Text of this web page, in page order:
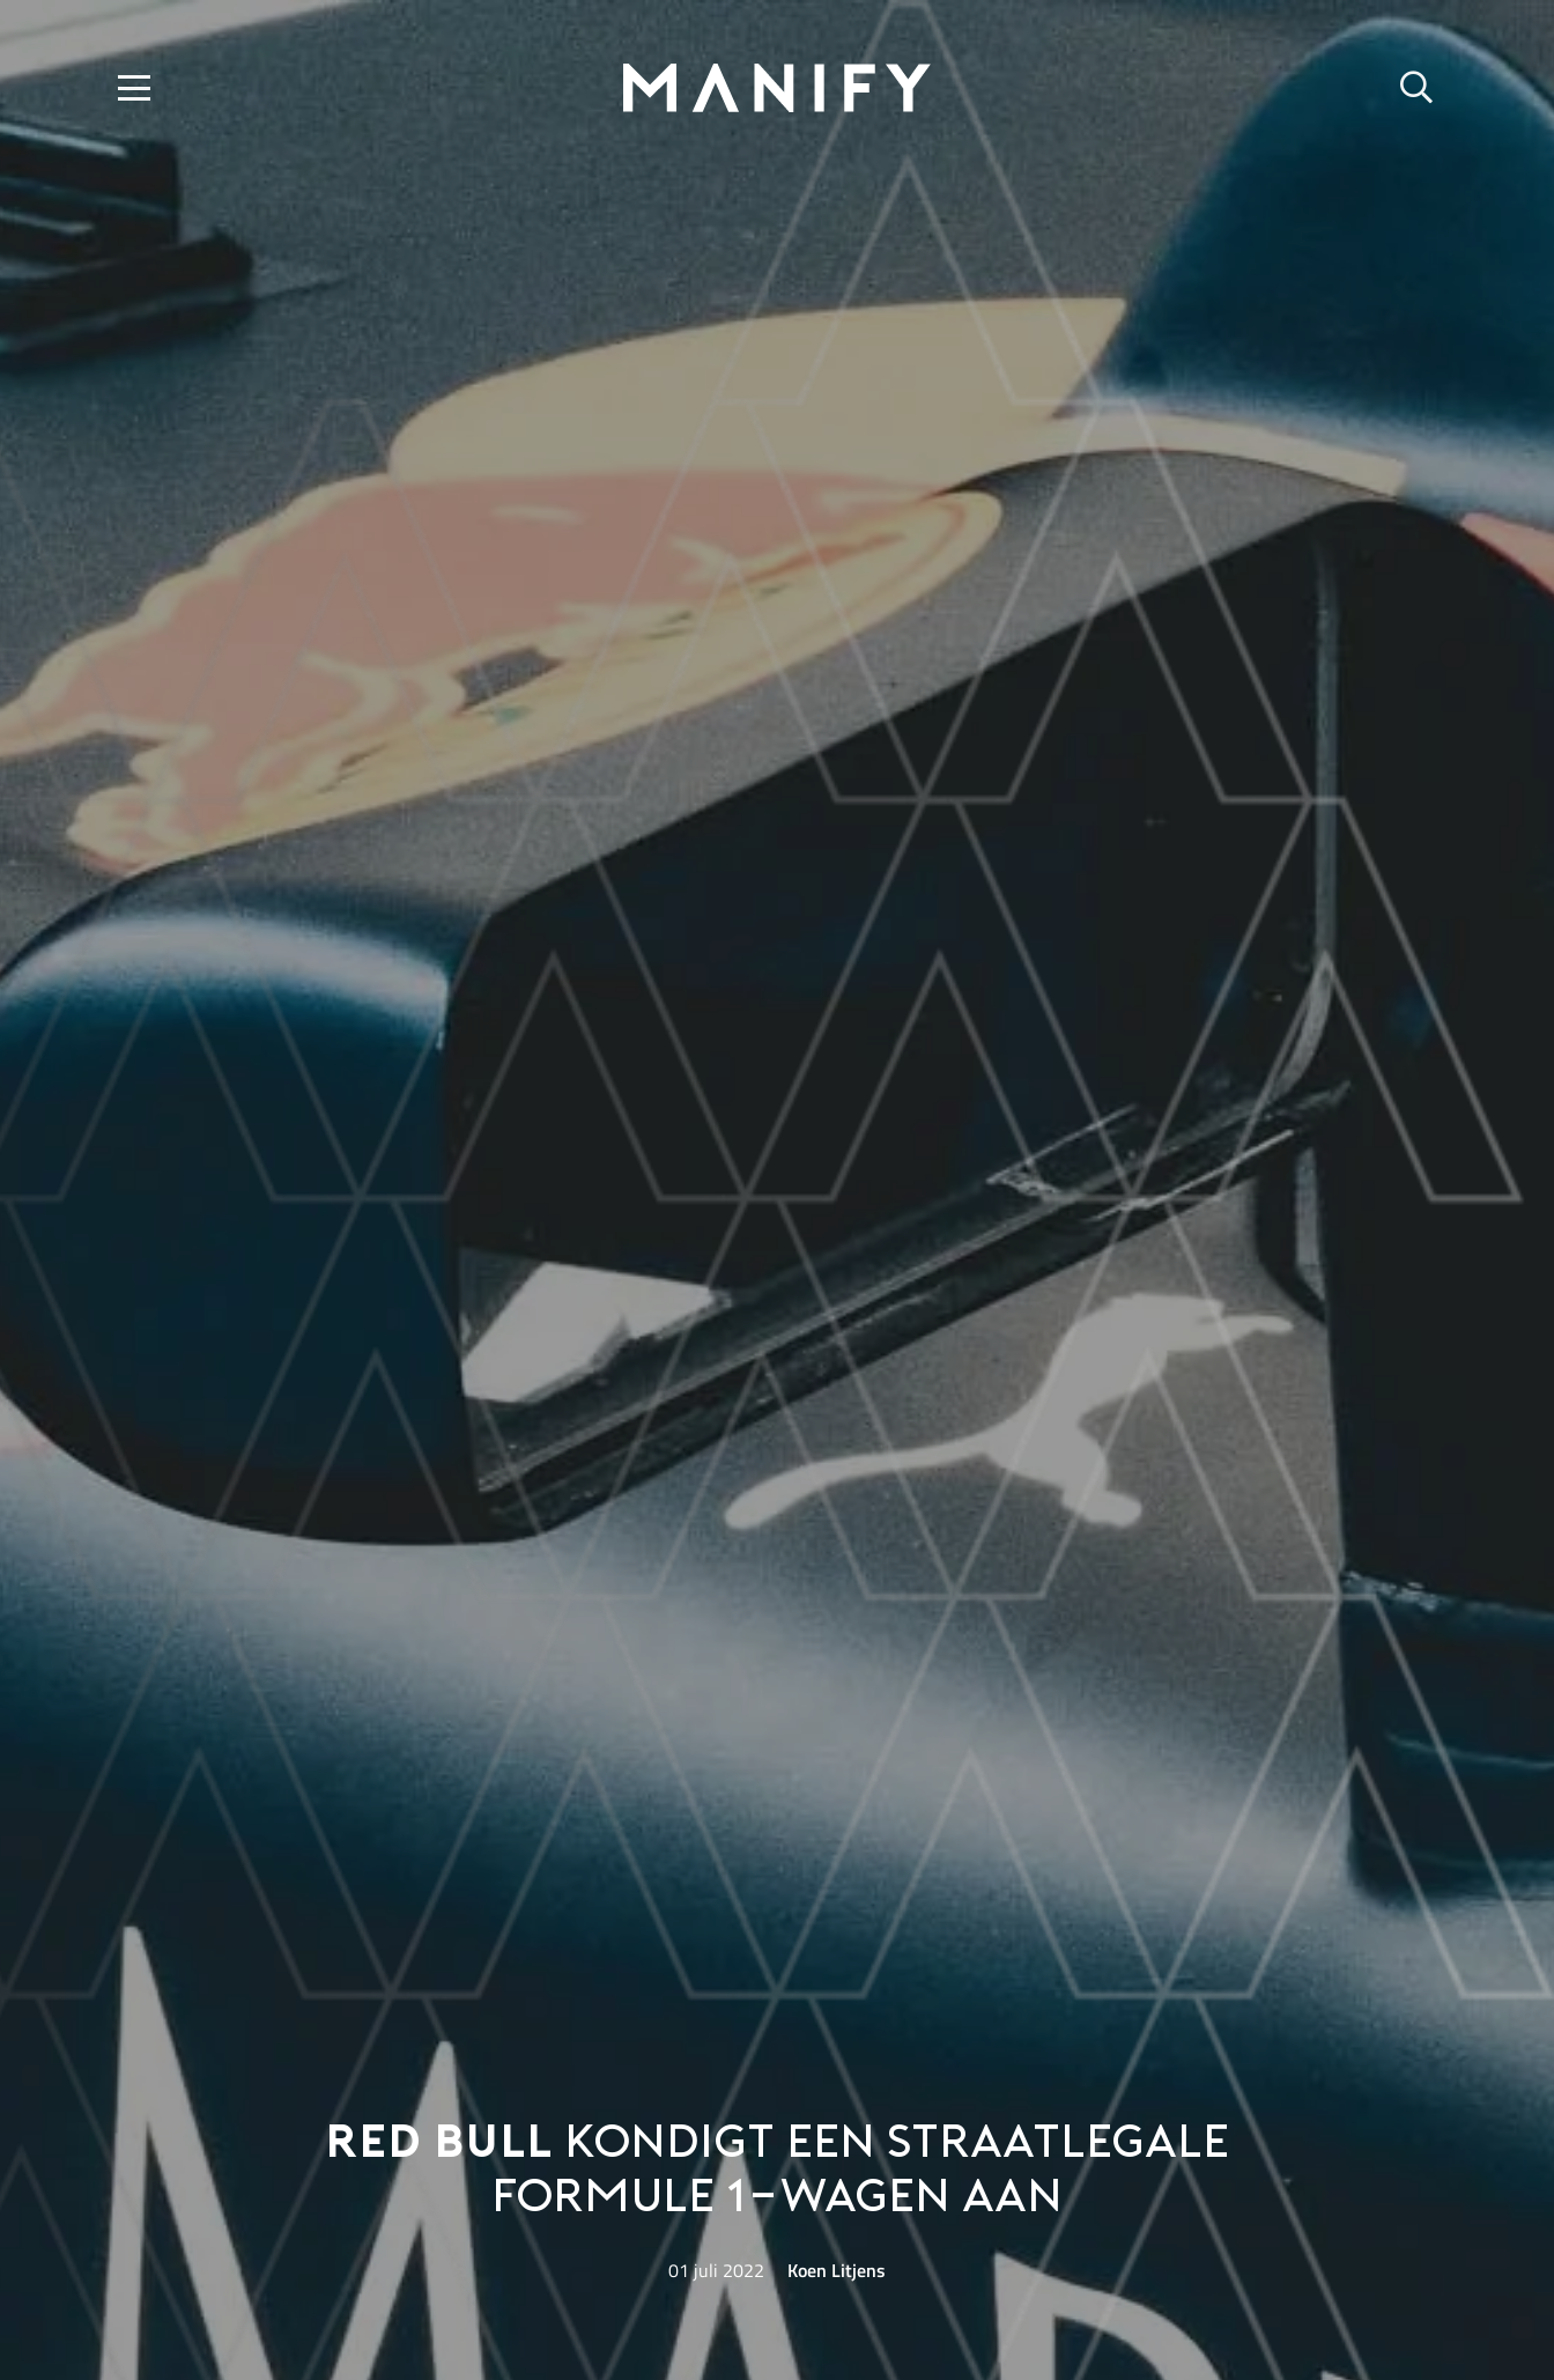
Red Bull kondigt een straatlegale
Formule 1-wagen aan
01 juli 2022 Koen Litjens